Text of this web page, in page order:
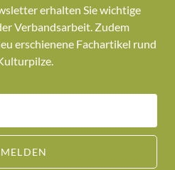
erhalten Sie wichtige
Verbandsarbeit. Zudem
erschienene Fachartikel rund